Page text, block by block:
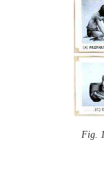
Fig.